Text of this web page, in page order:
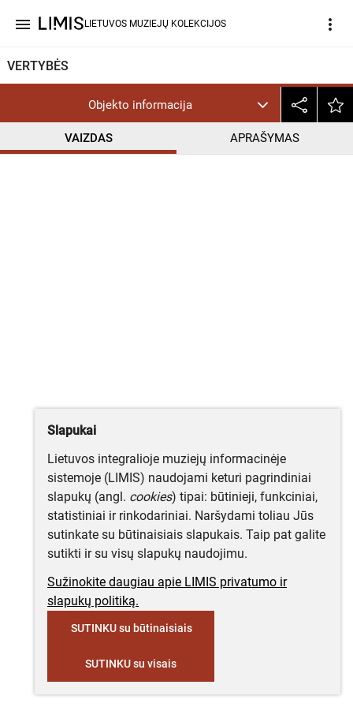
menu LIETUVOS MUZIEJŲ KOLEKCIJOS more_vert
VERTYBĖS
Objekto informacija
VAIZDAS APRAŠYMAS
help_outline
Slapukai
Lietuvos integralioje muziejų informacinėje
sistemoje (LIMIS) naudojami keturi pagrindiniai
slapukų (angl. cookies) tipai: būtinieji, funkciniai,
statistiniai ir rinkodariniai. Naršydami toliau Jūs
sutinkate su būtinaisiais slapukais. Taip pat galite
sutikti ir su visų slapukų naudojimu.
Sužinokite daugiau apie LIMIS privatumo ir
slapukų politiką.
SUTINKU su būtinaisiais
SUTINKU su visais